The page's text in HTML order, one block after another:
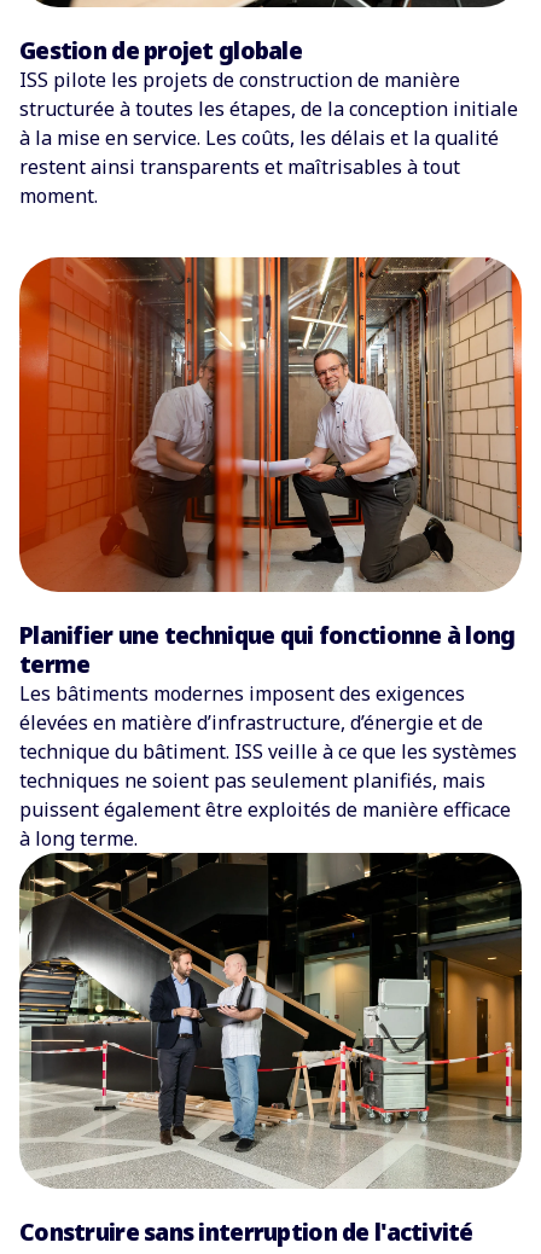
Gestion de projet globale
ISS pilote les projets de construction de manière
structurée à toutes les étapes, de la conception initiale
à la mise en service. Les coûts, les délais et la qualité
restent ainsi transparents et maîtrisables à tout
moment.
Planifier une technique qui fonctionne à long
terme
Les bâtiments modernes imposent des exigences
élevées en matière d’infrastructure, d’énergie et de
technique du bâtiment. ISS veille à ce que les systèmes
techniques ne soient pas seulement planifiés, mais
puissent également être exploités de manière efficace
à long terme.
Construire sans interruption de l'activité